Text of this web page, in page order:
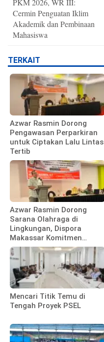
PKM 2026, WR III:
Cermin Penguatan Iklim
Akademik dan Pembinaan
Mahasiswa
TERKAIT
Azwar Rasmin Dorong
Pengawasan Perparkiran
untuk Ciptakan Lalu Lintas
Tertib
Azwar Rasmin Dorong
Sarana Olahraga di
Lingkungan, Dispora
Makassar Komitmen
Bangun Fasilitas
Mencari Titik Temu di
Tengah Proyek PSEL